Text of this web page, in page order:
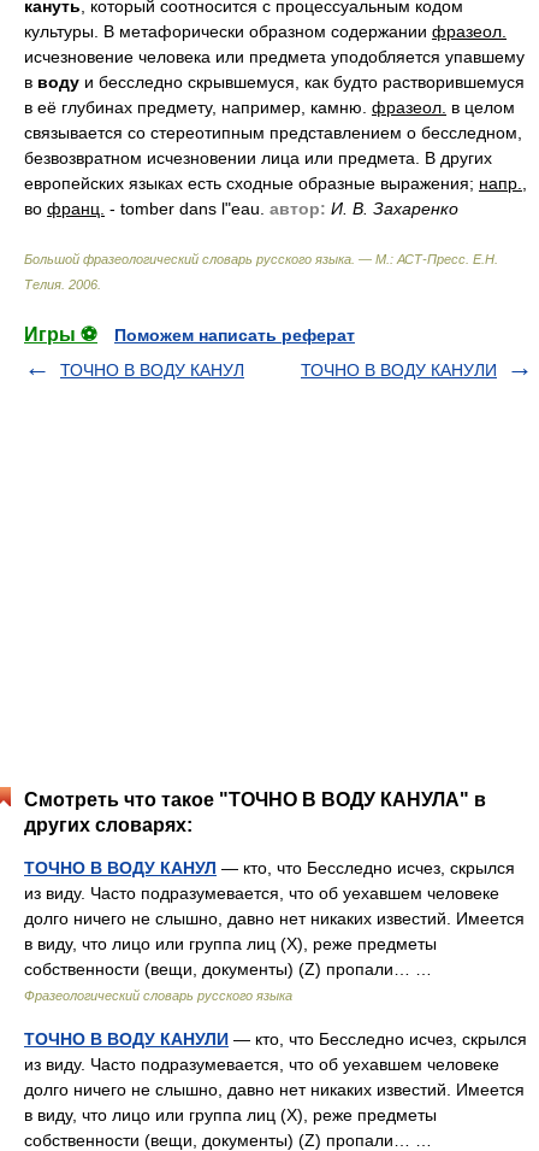
кануть , который соотносится с процессуальным кодом
культуры. В метафорически образном содержании фразеол.
исчезновение человека или предмета уподобляется упавшему
в воду и бесследно скрывшемуся, как будто растворившемуся
в её глубинах предмету, например, камню. фразеол. в целом
связывается со стереотипным представлением о бесследном,
безвозвратном исчезновении лица или предмета. В других
европейских языках есть сходные образные выражения; напр.
во франц. - tomber dans l"eau. автор: И. В. Захаренко
Большой фразеологический словарь русского языка. — М.: АСТ-Пресс Е.Н.
Телия 2006
Игры ⚽
Поможем написать реферат
ТОЧНО В ВОДУ КАНУЛ
ТОЧНО В ВОДУ КАНУЛИ
Смотреть что такое "ТОЧНО В ВОДУ КАНУЛА" в
других словарях:
ТОЧНО В ВОДУ КАНУЛ — кто, что Бесследно исчез, скрылся
из виду. Часто подразумевается, что об уехавшем человеке
долго ничего не слышно, давно нет никаких известий. Имеется
в виду, что лицо или группа лиц (Х), реже предметы
собственности (вещи, документы) (Z) пропали… …
Фразеологический словарь русского языка
ТОЧНО В ВОДУ КАНУЛИ — кто, что Бесследно исчез, скрылся
из виду. Часто подразумевается, что об уехавшем человеке
долго ничего не слышно, давно нет никаких известий. Имеется
в виду, что лицо или группа лиц (Х), реже предметы
собственности (вещи, документы) (Z) пропали… …